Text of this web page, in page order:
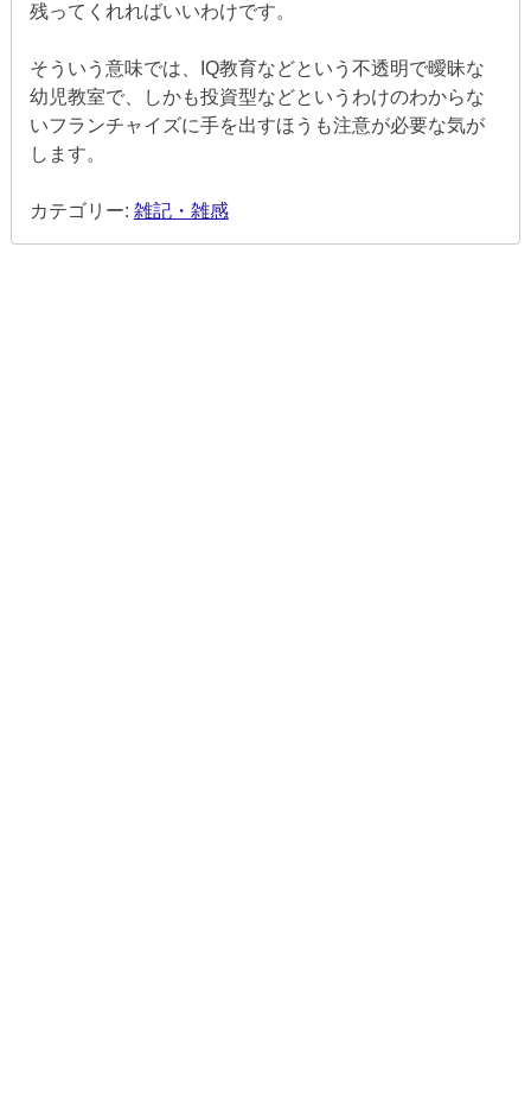
残ってくれればいいわけです。
そういう意味では、IQ教育などという不透明で曖昧な
幼児教室で、しかも投資型などというわけのわからな
いフランチャイズに手を出すほうも注意が必要な気が
します。
カテゴリー: 雑記・雑感